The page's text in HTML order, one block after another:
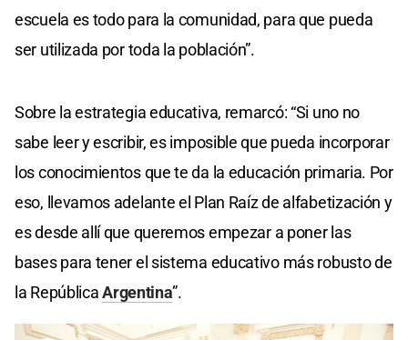
escuela es todo para la comunidad, para que pueda
ser utilizada por toda la población”.
Sobre la estrategia educativa, remarcó: “Si uno no
sabe leer y escribir, es imposible que pueda incorporar
los conocimientos que te da la educación primaria. Por
eso, llevamos adelante el Plan Raíz de alfabetización y
es desde allí que queremos empezar a poner las
bases para tener el sistema educativo más robusto de
la RepúblicaArgentina”.